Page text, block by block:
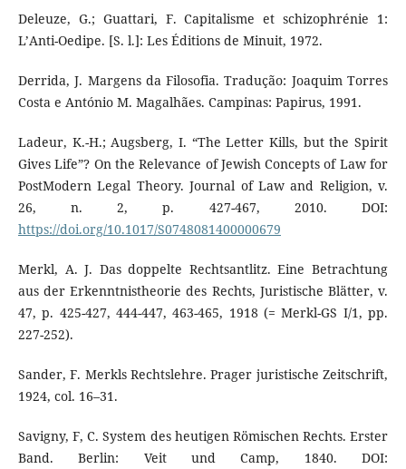
Deleuze, G.; Guattari, F. Capitalisme et schizophrénie 1:
L’Anti-Oedipe. [S. l.]: Les Éditions de Minuit, 1972.
Derrida, J. Margens da Filosofia. Tradução: Joaquim Torres
Costa e António M. Magalhães. Campinas: Papirus, 1991.
Ladeur, K.-H.; Augsberg, I. “The Letter Kills, but the Spirit
Gives Life”? On the Relevance of Jewish Concepts of Law for
PostModern Legal Theory. Journal of Law and Religion, v.
26, n. 2, p. 427-467, 2010. DOI:
https://doi.org/10.1017/S0748081400000679
Merkl, A. J. Das doppelte Rechtsantlitz. Eine Betrachtung
aus der Erkenntnistheorie des Rechts, Juristische Blätter, v.
47, p. 425-427, 444-447, 463-465, 1918 (= Merkl-GS I/1, pp.
227-252).
Sander, F. Merkls Rechtslehre. Prager juristische Zeitschrift,
1924, col. 16–31.
Savigny, F, C. System des heutigen Römischen Rechts. Erster
Band. Berlin: Veit und Camp, 1840. DOI: